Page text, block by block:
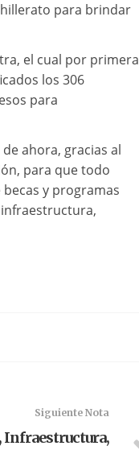
para brindar
el cual por primera
los 306
para
ahora, gracias al
para que todo
y programas
infraestructura,
Siguiente Nota
Infraestructura,